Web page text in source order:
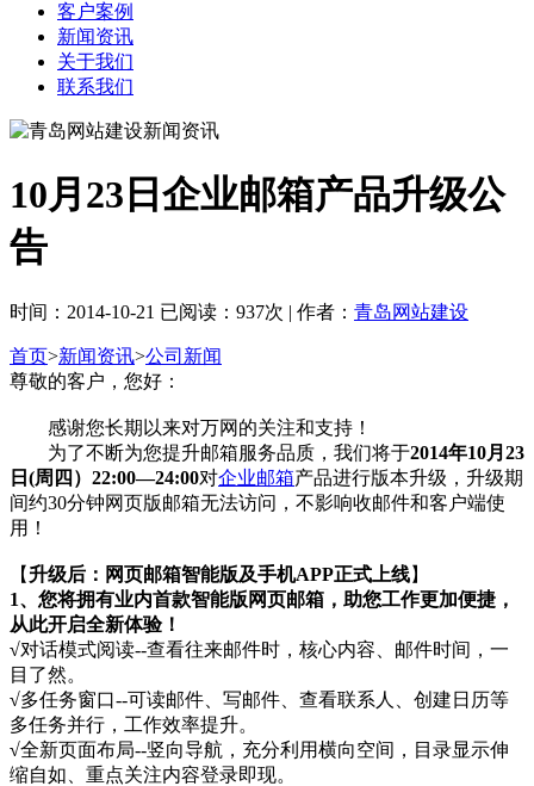
客户案例
新闻资讯
关于我们
联系我们
10月23日企业邮箱产品升级公
告
时间：2014-10-21 已阅读：937次 | 作者： 青岛网站建设
首页>新闻资讯>公司新闻
尊敬的客户，您好：
感谢您长期以来对万网的关注和支持！
为了不断为您提升邮箱服务品质，我们将于2014年10月23
日(周四）22:00—24:00对企业邮箱产品进行版本升级，升级期
间约30分钟网页版邮箱无法访问，不影响收邮件和客户端使
用！
【 升级后：网页邮箱智能版及手机APP正式上线】
1、您将拥有业内首款智能版网页邮箱，助您工作更加便捷，
从此开启全新体验！
√对话模式阅读--查看往来邮件时，核心内容、邮件时间，一
目了然。
√多任务窗口--可读邮件、写邮件、查看联系人、创建日历等
多任务并行，工作效率提升。
√全新页面布局--竖向导航，充分利用横向空间，目录显示伸
缩自如、重点关注内容登录即现。